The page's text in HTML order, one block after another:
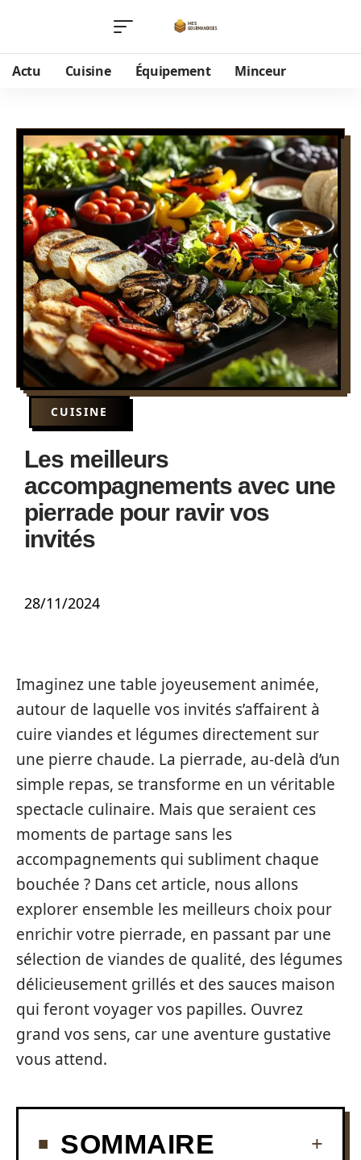
Actu Cuisine Équipement Minceur
CUISINE
Les meilleurs
accompagnements avec une
pierrade pour ravir vos
invités
28/11/2024
Imaginez une table joyeusement animée,
autour de laquelle vos invités s’affairent à
cuire viandes et légumes directement sur
une pierre chaude. La pierrade, au-delà d’un
simple repas, se transforme en un véritable
spectacle culinaire. Mais que seraient ces
moments de partage sans les
accompagnements qui subliment chaque
bouchée ? Dans cet article, nous allons
explorer ensemble les meilleurs choix pour
enrichir votre pierrade, en passant par une
sélection de viandes de qualité, des légumes
délicieusement grillés et des sauces maison
qui feront voyager vos papilles. Ouvrez
grand vos sens, car une aventure gustative
vous attend.
SOMMAIRE